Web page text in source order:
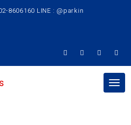
8606160 LINE : @parkin